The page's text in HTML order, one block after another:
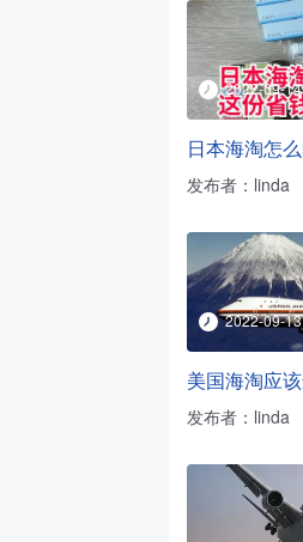
2022-09-14
发布者：linda
2022-09-13
发布者：linda